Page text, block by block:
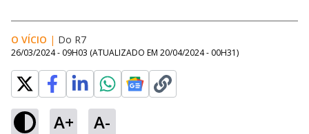
O VÍCIO | Do R7
26/03/2024 - 09H03 (ATUALIZADO EM 20/04/2024 - 00H31)
A+ A-